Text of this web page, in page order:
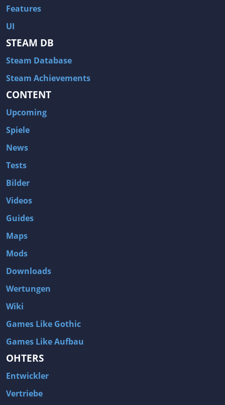
Features
UI
STEAM DB
Steam Database
Steam Achievements
CONTENT
Upcoming
Spiele
News
Tests
Bilder
Videos
Guides
Maps
Mods
Downloads
Wertungen
Wiki
Games Like Gothic
Games Like Aufbau
OHTERS
Entwickler
Vertriebe